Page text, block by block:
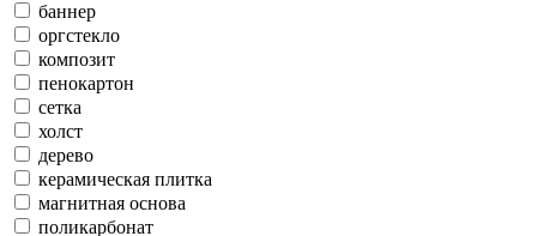
баннер
оргстекло
композит
пенокартон
сетка
холст
дерево
керамическая плитка
магнитная основа
поликарбонат